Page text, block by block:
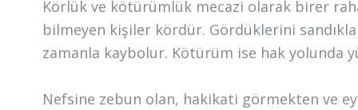
Körlük ve kötürümlük mecazi olarak birer
bilmeyen kişiler kördür. Gördüklerini
zamanla kaybolur. Kötürüm ise hak yolunda
Nefsine zebun olan, hakikati görmekten ve